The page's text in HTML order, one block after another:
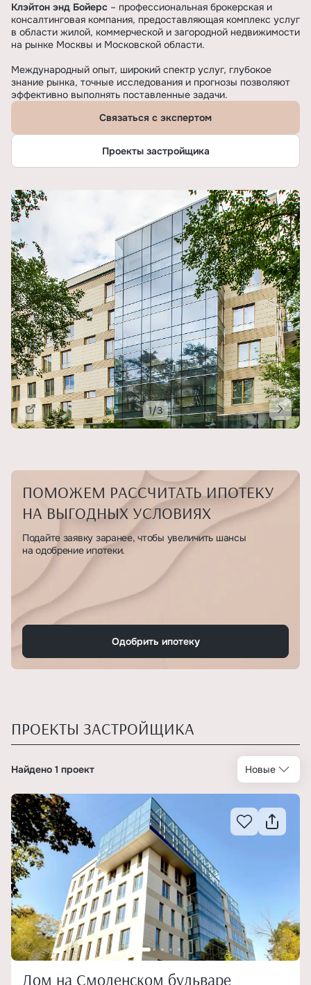
Клэйтон энд Бойерс – профессиональная брокерская и
консалтинговая компания, предоставляющая комплекс услуг
в области жилой, коммерческой и загородной недвижимости
на рынке Москвы и Московской области.
Международный опыт, широкий спектр услуг, глубокое
знание рынка, точные исследования и прогнозы позволяют
эффективно выполнять поставленные задачи.
Связаться с экспертом
Проекты застройщика
Подробнее 1/3
ПОМОЖЕМ РАССЧИТАТЬ ИПОТЕКУ
НА ВЫГОДНЫХ УСЛОВИЯХ
Подайте заявку заранее, чтобы увеличить шансы
на одобрение ипотеки.
Одобрить ипотеку
ПРОЕКТЫ ЗАСТРОЙЩИКА
Найдено 1 проект Новые
Дом на Смоленском бульваре